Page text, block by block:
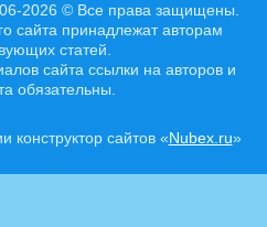
2026 © Все права защищены.
сайта принадлежат авторам
статей.
сайта ссылки на авторов и
обязательны.
конструктор сайтов «Nubex.ru»